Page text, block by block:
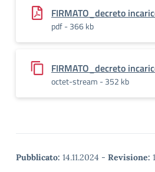
FIRMATO_decreto
pdf - 366 kb
FIRMATO_decreto
octet-stream - 352 kb
Pubblicato: 14.11.2024 - Revisione: